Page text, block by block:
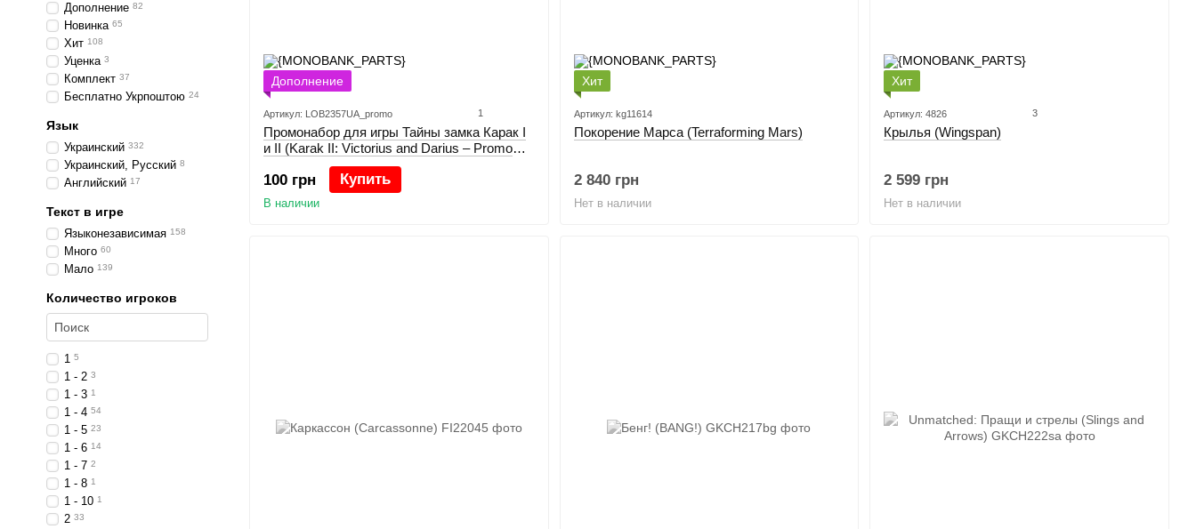
Дополнение
Артикул: LOB2357UA_promo 1
Промонабор для игры Тайны замка Карак I
и II (Karak II: Victorius and Darius – Promo
Characters)
100 грн Купить
В наличии
Хит
Артикул: kg11614
Покорение Марса (Terraforming Mars)
2 840 грн
Нет в наличии
Хит
Артикул: 4826 3
Крылья (Wingspan)
2 599 грн
Нет в наличии
Дополнение 82
Новинка 65
Хит 108
Уценка 3
Комплект 37
Бесплатно Укрпоштою 24
Язык
Украинский 332
Украинский, Русский 8
Английский 17
Текст в игре
Языконезависимая 158
Много 60
Мало 139
Количество игроков
1 5
1 - 2 3
1 - 3 1
1 - 4 54
1 - 5 23
1 - 6 14
1 - 7 2
1 - 8 1
1 - 10 1
2 33